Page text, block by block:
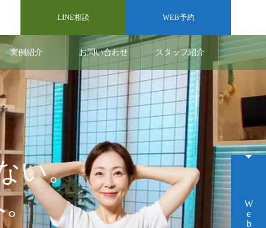
LINE相談 WEB予約
実例紹介 お問い合わせ スタッフ紹介
い。
。
Web予約